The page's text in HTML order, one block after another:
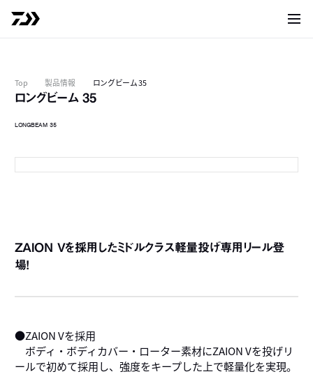
サイ
Top 製品情報 ロングビーム 35
ロングビーム 35
LONGBEAM 35
ZAION Vを採用したミドルクラス軽量投げ専用リール登
場！
●ZAION Vを採用
ボディ・ボディカバー・ローター素材にZAION Vを投げリ
ールで初めて採用し、強度をキープした上で軽量化を実現。